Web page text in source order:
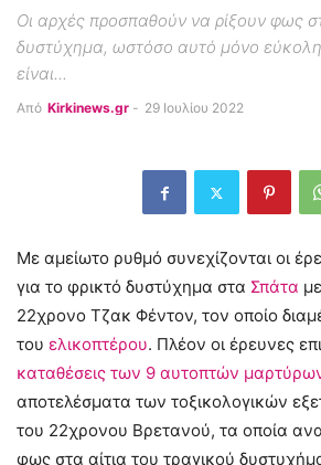
Οι αρχές προσπαθούν να ρίξουν φως
δυστύχημα, ωστόσο αυτό μόνο
είναι...
Από Kirkinews.gr - 29 Ιουλίου 2022
Με αμείωτο ρυθμό συνεχίζονται οι
για το φρικτό δυστύχημα στα Σπάτα
22χρονο Τζακ Φέντον, τον οποίο
του ελικοπτέρου. Πλέον οι έρευνες
καταθέσεις των 9 αυτοπτών
αποτελέσματα των τοξικολογικών
του 22χρονου Βρετανού, τα οποία
φως στα αίτια του τραγικού